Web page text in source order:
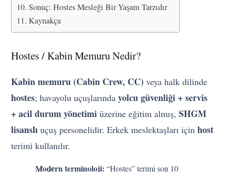
Sonuç: Hostes Mesleği Bir Yaşam Tarzıdır
Kaynakça
Hostes / Kabin Memuru Nedir?
Kabin memuru (Cabin Crew, CC) veya halk dilinde
hostes; havayolu uçuşlarındayolcu güvenliği + servis
+ acil durum yönetimi üzerine eğitim almış,SHGM
lisanslı uçuş personelidir. Erkek meslektaşları içinhost
terimi kullanılır.
Modern terminoloji: “Hostes” terimi son 10